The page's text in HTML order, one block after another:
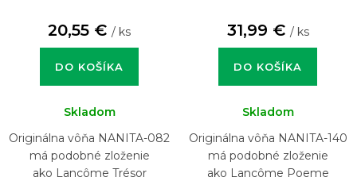
20,55 € / ks
DO KOŠÍKA
Skladom
Originálna vôňa NANITA-082
má podobné zloženie
ako Lancôme Trésor
31,99 € / ks
DO KOŠÍKA
Skladom
Originálna vôňa NANITA-140
má podobné zloženie
ako Lancôme Poeme